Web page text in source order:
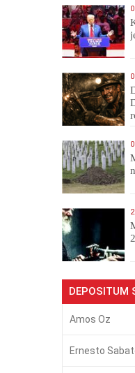
DEPOSITUM
Amos Oz
Ernesto